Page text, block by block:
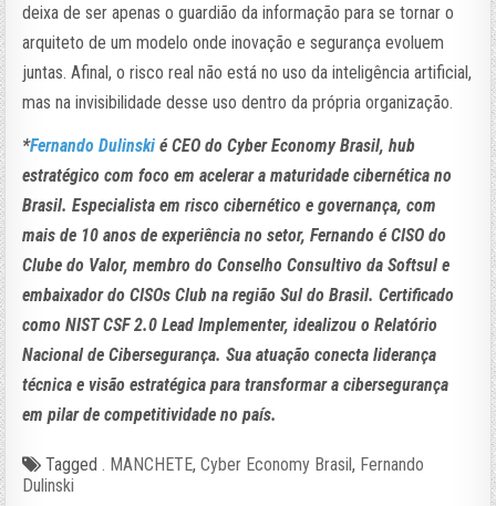
deixa de ser apenas o guardião da informação para se tornar o
arquiteto de um modelo onde inovação e segurança evoluem
juntas. Afinal, o risco real não está no uso da inteligência artificial,
mas na invisibilidade desse uso dentro da própria organização.
*Fernando Dulinskié CEO do Cyber Economy Brasil, hub
estratégico com foco em acelerar a maturidade cibernética no
Brasil. Especialista em risco cibernético e governança, com
mais de 10 anos de experiência no setor, Fernando é CISO do
Clube do Valor, membro do Conselho Consultivo da Softsul e
embaixador do CISOs Club na região Sul do Brasil. Certificado
como NIST CSF 2.0 Lead Implementer, idealizou o Relatório
Nacional de Cibersegurança. Sua atuação conecta liderança
técnica e visão estratégica para transformar a cibersegurança
em pilar de competitividade no país.
Tagged. MANCHETE,Cyber Economy Brasil, Fernando
Dulinski